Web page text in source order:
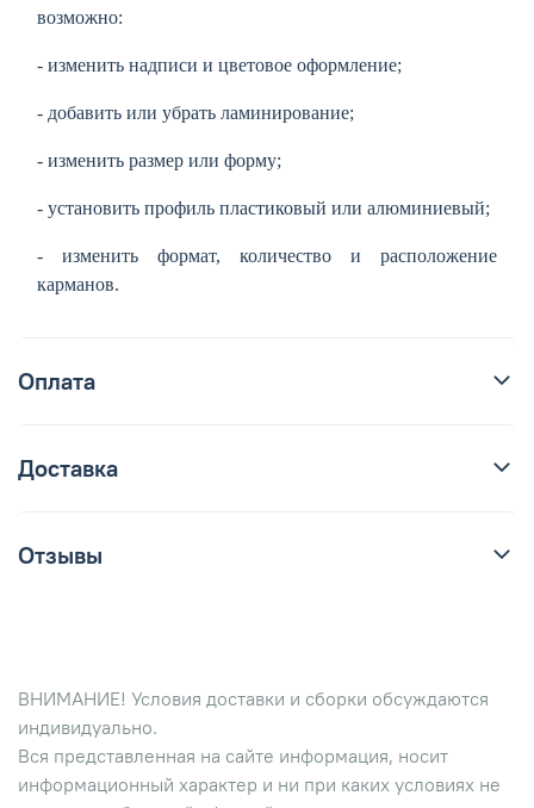
возможно:
- изменить надписи и цветовое оформление;
- добавить или убрать ламинирование;
- изменить размер или форму;
- установить профиль пластиковый или алюминиевый;
- изменить формат, количество и расположение
карманов.
Оплата
Доставка
Отзывы
ВНИМАНИЕ! Условия доставки и сборки обсуждаются
индивидуально.
Вся представленная на сайте информация, носит
информационный характер и ни при каких условиях не